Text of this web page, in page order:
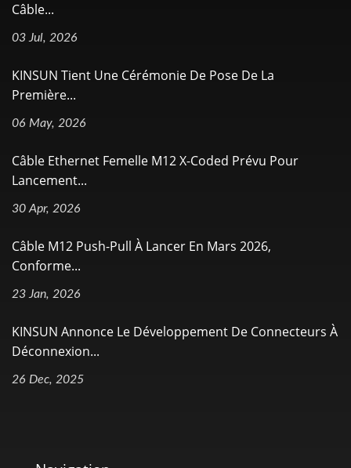
Câble...
03 Jul, 2026
KINSUN Tient Une Cérémonie De Pose De La
Première...
06 May, 2026
Câble Ethernet Femelle M12 X-Coded Prévu Pour
Lancement...
30 Apr, 2026
Câble M12 Push-Pull À Lancer En Mars 2026,
Conforme...
23 Jan, 2026
KINSUN Annonce Le Développement De Connecteurs À
Déconnexion...
26 Dec, 2025